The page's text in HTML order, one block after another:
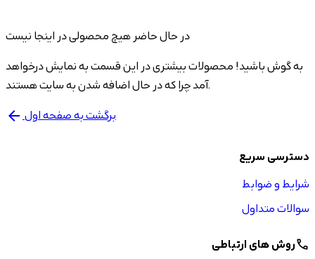
در حال حاضر هیچ محصولی در اینجا نیست
به گوش باشید! محصولات بیشتری در این قسمت به نمایش درخواهد
آمد چرا که در حال اضافه شدن به سایت هستند.
arrow_back برگشت به صفحه اول
دسترسی سریع
شرایط و ضوابط
سوالات متداول
callروش های ارتباطی